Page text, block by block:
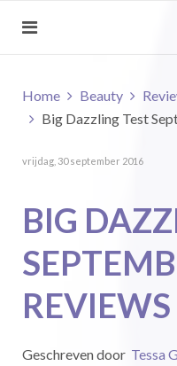
Home Beauty
Big Dazzling Test
vrijdag, 30 september 2016
BIG
REVIEWS
Geschreven door Tessa